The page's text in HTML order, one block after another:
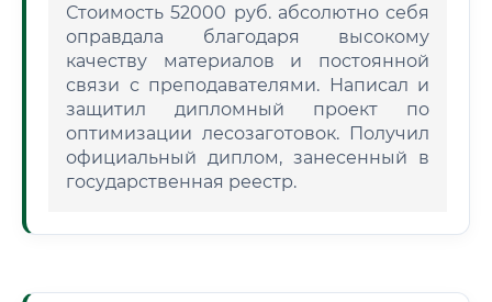
Стоимость 52000 руб. абсолютно себя
оправдала благодаря высокому
качеству материалов и постоянной
связи с преподавателями. Написал и
защитил дипломный проект по
оптимизации лесозаготовок. Получил
официальный диплом, занесенный в
государственная реестр.